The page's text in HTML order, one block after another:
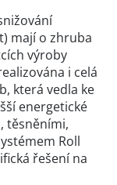
mají o zhruba
výroby
i celá
která vedla ke
energetické
těsněními,
Roll
řešení na